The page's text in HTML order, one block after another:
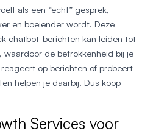
als een “echt” gesprek,
en boeiender wordt. Deze
chatbot-berichten kan leiden tot
de betrokkenheid bij je
op berichten of probeert
helpen je daarbij. Dus koop
Services voor